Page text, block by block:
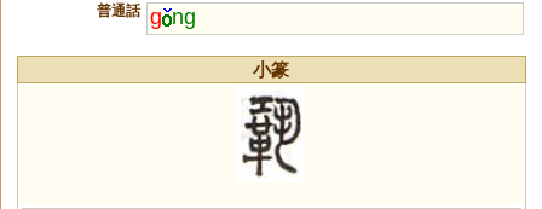
普通話 g ng
小篆